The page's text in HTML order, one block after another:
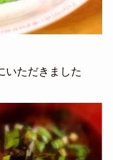
いただきました